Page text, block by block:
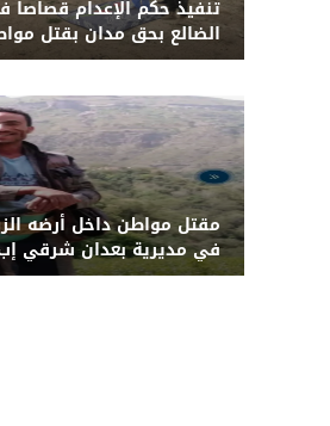
تنفيذ حكم الإعدام قصاصاً
الضالع بحق مدان بقتل
مقتل مواطن داخل أرضه
في مديرية بعدان شرقي